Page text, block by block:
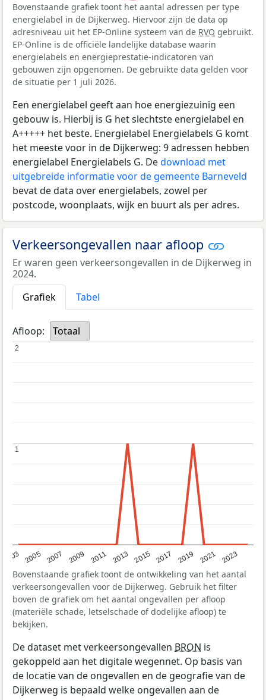
Bovenstaande grafiek toont het aantal adressen per type
energielabel in de Dijkerweg. Hiervoor zijn de data op
adresniveau uit het EP-Online systeem van de RVO gebruikt.
EP-Online is de officiële landelijke database waarin
energielabels en energieprestatie-indicatoren van
gebouwen zijn opgenomen. De gebruikte data gelden voor
de situatie per 1 juli 2026.
Een energielabel geeft aan hoe energiezuinig een
gebouw is. Hierbij is G het slechtste energielabel en
A+++++ het beste. Energielabel Energielabels G komt
het meeste voor in de Dijkerweg: 9 adressen hebben
energielabel Energielabels G. Dedownload met
uitgebreide informatie voor de gemeente Barneveld
bevat de data over energielabels, zowel per
postcode, woonplaats, wijk en buurt als per adres.
Verkeersongevallen naar afloop
Er waren geen verkeersongevallen in de Dijkerweg in
2024.
Grafiek
Tabel
Afloop: Totaal
2003 2005 2007 2009 2011 2013 2015 2017 2019 2021 2023
1
1
2
2
Bovenstaande grafiek toont de ontwikkeling van het aantal
verkeersongevallen voor de Dijkerweg. Gebruik het filter
boven de grafiek om het aantal ongevallen per afloop
(materiële schade, letselschade of dodelijke afloop) te
bekijken.
De dataset met verkeersongevallen BRON is
gekoppeld aan het digitale wegennet. Op basis van
de locatie van de ongevallen en de geografie van de
Dijkerweg is bepaald welke ongevallen aan de